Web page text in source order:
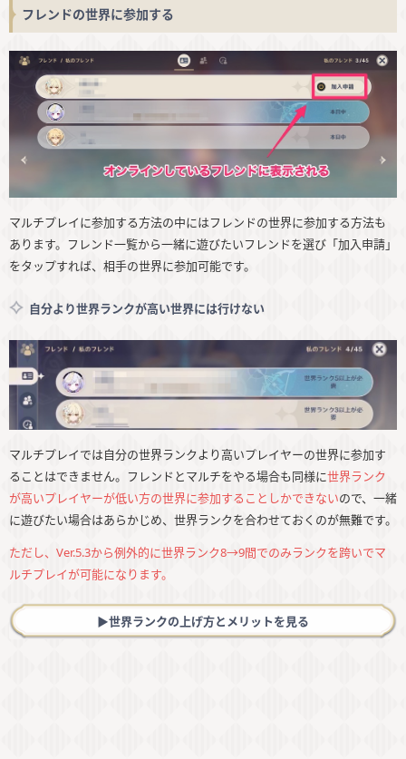
フレンドの世界に参加する
マルチプレイに参加する方法の中にはフレンドの世界に参加する方法も
あります。フレンド一覧から一緒に遊びたいフレンドを選び「加入申請」
をタップすれば、相手の世界に参加可能です。
自分より世界ランクが高い世界には行けない
マルチプレイでは自分の世界ランクより高いプレイヤーの世界に参加す
ることはできません。フレンドとマルチをやる場合も同様に世界ランク
が高いプレイヤーが低い方の世界に参加することしかできないので、一緒
に遊びたい場合はあらかじめ、世界ランクを合わせておくのが無難です。
ただし、Ver.5.3から例外的に世界ランク8→9間でのみランクを跨いでマ
ルチプレイが可能になります。
▶︎世界ランクの上げ方とメリットを見る